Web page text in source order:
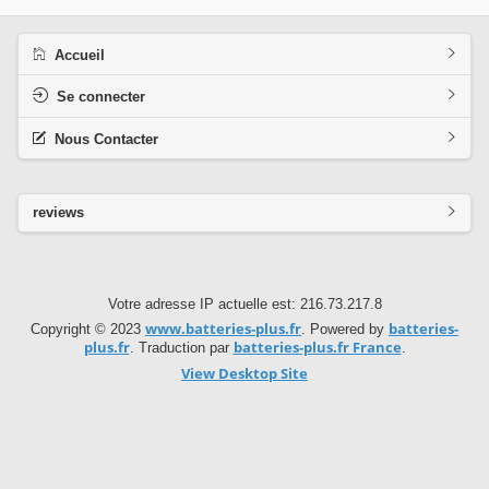
Accueil
Se connecter
Nous Contacter
reviews
Votre adresse IP actuelle est: 216.73.217.8
Copyright © 2023 www.batteries-plus.fr. Powered by batteries-
plus.fr. Traduction par batteries-plus.fr France.
View Desktop Site